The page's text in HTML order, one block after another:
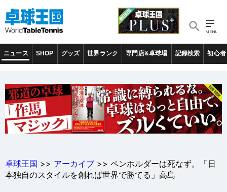
ニュース SHOP グッズ 世界ランク 専門店&卓球場 記録検索 初心者
卓球王国 >> アーカイブ >> ペンホルダーは死なず。「日
本独自のスタイルを創れば世界で勝てる」高島